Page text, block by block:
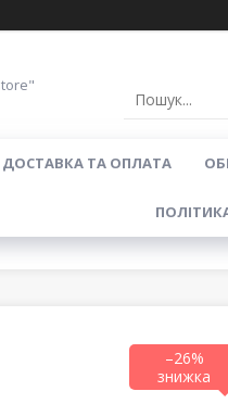
ДОСТАВКА ТА ОПЛАТА
–26%